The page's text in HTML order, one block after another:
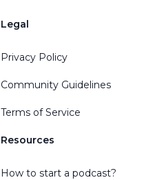
Legal
Privacy Policy
Community Guidelines
Terms of Service
Resources
How to start a podcast?